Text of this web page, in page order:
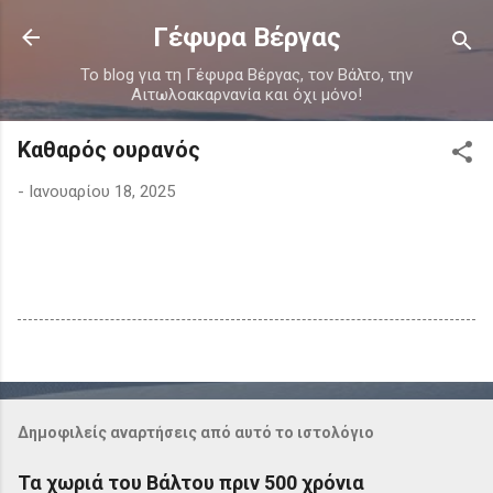
Μετάβαση στο κύριο περιεχόμενο
Γέφυρα Βέργας
Το blog για τη Γέφυρα Βέργας, τον Βάλτο, την
Αιτωλοακαρνανία και όχι μόνο!
Καθαρός ουρανός
- Ιανουαρίου 18, 2025
Δημοφιλείς αναρτήσεις από αυτό το ιστολόγιο
Τα χωριά του Βάλτου πριν 500 χρόνια